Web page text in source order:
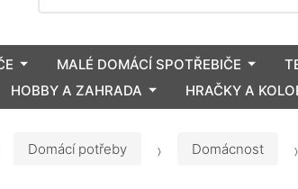
MALÉ DOMÁCÍ SPOTŘEBIČE
HOBBY A ZAHRADA HRAČKY A
Domácí potřeby Domácnost